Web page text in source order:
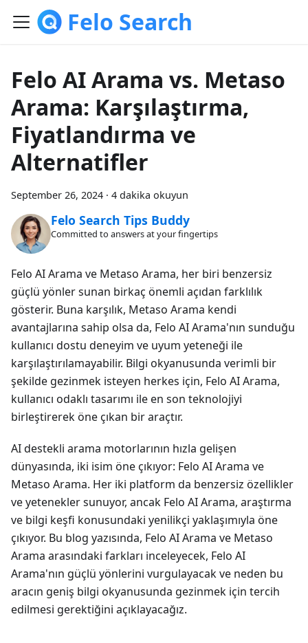
Felo Search
Felo AI Arama vs. Metaso
Arama: Karşılaştırma,
Fiyatlandırma ve
Alternatifler
September 26, 2024 · 4 dakika okuyun
Felo Search Tips Buddy
Committed to answers at your fingertips
Felo AI Arama ve Metaso Arama, her biri benzersiz
güçlü yönler sunan birkaç önemli açıdan farklılık
gösterir. Buna karşılık, Metaso Arama kendi
avantajlarına sahip olsa da, Felo AI Arama'nın sunduğu
kullanıcı dostu deneyim ve uyum yeteneği ile
karşılaştırılamayabilir. Bilgi okyanusunda verimli bir
şekilde gezinmek isteyen herkes için, Felo AI Arama,
kullanıcı odaklı tasarımı ile en son teknolojiyi
birleştirerek öne çıkan bir araçtır.
AI destekli arama motorlarının hızla gelişen
dünyasında, iki isim öne çıkıyor: Felo AI Arama ve
Metaso Arama. Her iki platform da benzersiz özellikler
ve yetenekler sunuyor, ancak Felo AI Arama, araştırma
ve bilgi keşfi konusundaki yenilikçi yaklaşımıyla öne
çıkıyor. Bu blog yazısında, Felo AI Arama ve Metaso
Arama arasındaki farkları inceleyecek, Felo AI
Arama'nın güçlü yönlerini vurgulayacak ve neden bu
aracın geniş bilgi okyanusunda gezinmek için tercih
edilmesi gerektiğini açıklayacağız.